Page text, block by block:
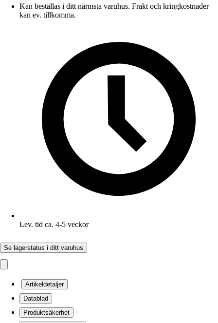
Kan beställas i ditt närmsta varuhus. Frakt och kringkostnader
kan ev. tillkomma.
Lev. tid ca. 4-5 veckor
Se lagerstatus i ditt varuhus
Artikeldetaljer
Datablad
Produktsäkerhet